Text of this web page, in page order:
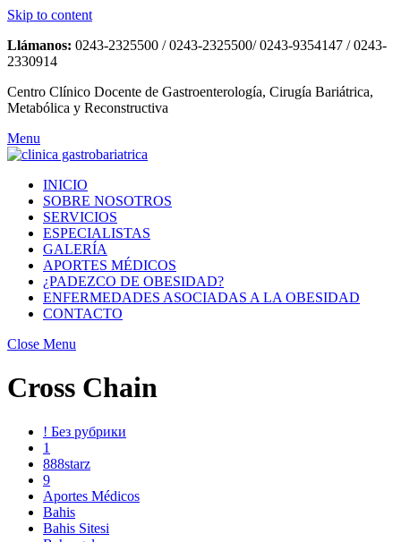
Skip to content
Llámanos: 0243-2325500 / 0243-2325500/ 0243-9354147 / 0243-
2330914
Centro Clínico Docente de Gastroenterología, Cirugía Bariátrica,
Metabólica y Reconstructiva
Menu
INICIO
SOBRE NOSOTROS
SERVICIOS
ESPECIALISTAS
GALERÍA
APORTES MÉDICOS
¿PADEZCO DE OBESIDAD?
ENFERMEDADES ASOCIADAS A LA OBESIDAD
CONTACTO
Close Menu
Cross Chain
! Без рубрики
1
888starz
9
Aportes Médicos
Bahis
Bahis Sitesi